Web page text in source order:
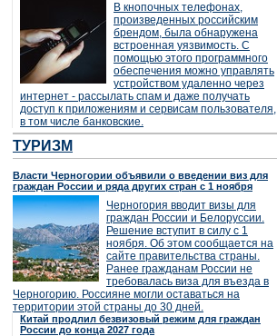
В кнопочных телефонах,
произведенных российским
брендом, была обнаружена
встроенная уязвимость. С
помощью этого программного
обеспечения можно управлять
устройством удаленно через
интернет - рассылать спам и даже получать
доступ к приложениям и сервисам пользователя,
в том числе банковские.
ТУРИЗМ
Власти Черногории объявили о введении виз для
граждан России и ряда других стран с 1 ноября
Черногория вводит визы для
граждан России и Белоруссии.
Решение вступит в силу с 1
ноября. Об этом сообщается на
сайте правительства страны.
Ранее гражданам России не
требовалась виза для въезда в
Черногорию. Россияне могли оставаться на
территории этой страны до 30 дней.
Китай продлил безвизовый режим для граждан
России до конца 2027 года